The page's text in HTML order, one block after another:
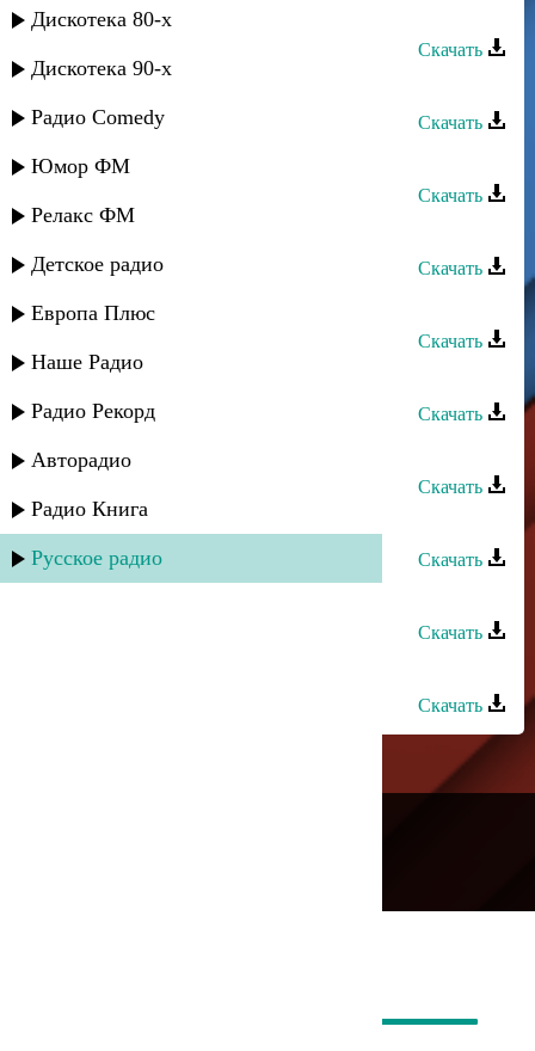
Дискотека 80-х
Дискотека 90-х
Радио Comedy
Юмор ФМ
Релакс ФМ
Детское радио
Европа Плюс
Наше Радио
Радио Рекорд
Авторадио
Радио Книга
Русское радио
Борагъан группа - Лейла
Скачать
Скачать
Сувар группа - Кьакьан дагълар
Скачать
Скачать
Берекат группа - Маржана
Скачать
Казино группа - Назпери
Скачать
Скачать
Гапцах группа - Гада чан
Скачать
Скачать
Скачать